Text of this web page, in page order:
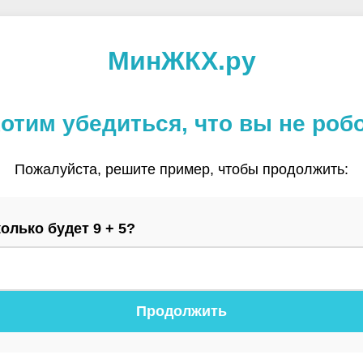
МинЖКХ.ру
убедиться, что вы не
Пожалуйста, решите пример, чтобы продолжить:
будет 9 + 5?
Продолжить